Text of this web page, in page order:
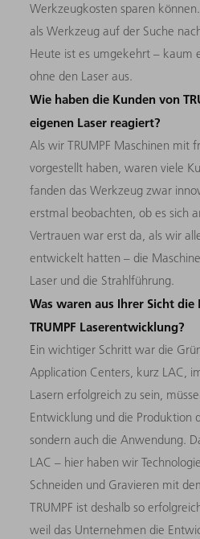
Werkzeugkosten sparen
als Werkzeug auf der Suche
Heute ist es umgekehrt – kaum
ohne den Laser aus.
Wie haben die Kunden von
eigenen Laser reagiert?
Als wir TRUMPF Maschinen mit
vorgestellt haben, waren viele
fanden das Werkzeug zwar
erstmal beobachten, ob es sich
Vertrauen war erst da, als wir
entwickelt hatten – die
Laser und die Strahlführung.
Was waren aus Ihrer Sicht
TRUMPF Laserentwicklung?
Ein wichtiger Schritt war die
Application Centers, kurz LAC,
Lasern erfolgreich zu sein,
Entwicklung und die Produktion
sondern auch die Anwendung.
LAC – hier haben wir
Schneiden und Gravieren mit
TRUMPF ist deshalb so
weil das Unternehmen die